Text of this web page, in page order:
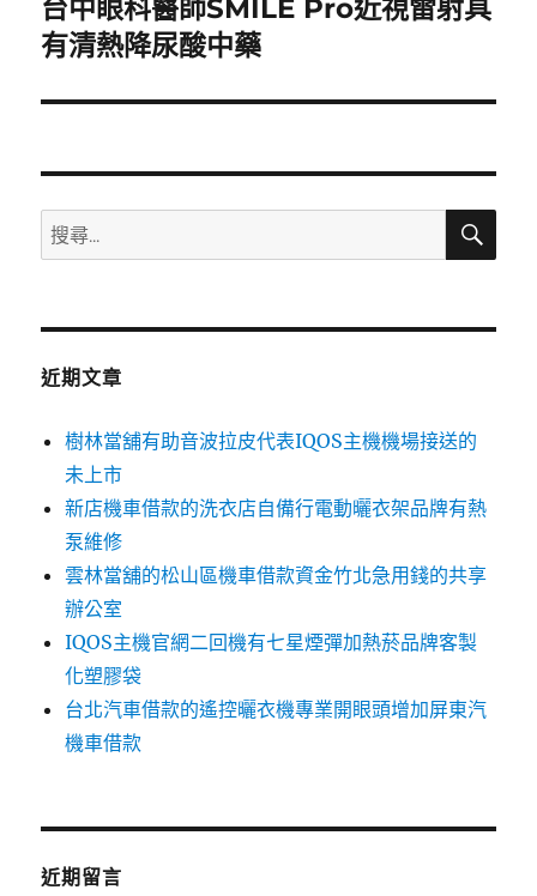
下
一
文
台中眼科醫師SMILE Pro近視雷射具
有清熱降尿酸中藥
搜
尋
鍵
搜
近期文章
樹林當舖有助音波拉皮代表IQOS主機機場接送的
未上市
新店機車借款的洗衣店自備行電動曬衣架品牌有熱
泵維修
雲林當舖的松山區機車借款資金竹北急用錢的共享
辦公室
IQOS主機官網二回機有七星煙彈加熱菸品牌客製
化塑膠袋
台北汽車借款的遙控曬衣機專業開眼頭增加屏東汽
機車借款
近期留言